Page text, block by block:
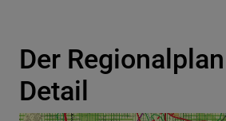
Der
Detail